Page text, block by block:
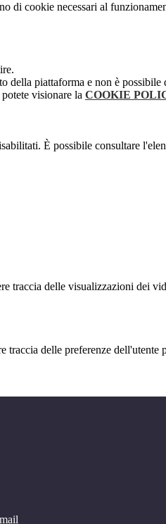
di cookie necessari al
della piattaforma e non è possibile
visionare la COOKIE
È possibile consultare
traccia delle visualizzazioni dei
traccia delle preferenze